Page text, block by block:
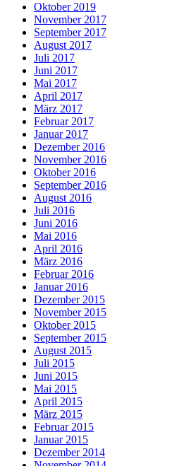
Oktober 2019
November 2017
September 2017
August 2017
Juli 2017
Juni 2017
Mai 2017
April 2017
März 2017
Februar 2017
Januar 2017
Dezember 2016
November 2016
Oktober 2016
September 2016
August 2016
Juli 2016
Juni 2016
Mai 2016
April 2016
März 2016
Februar 2016
Januar 2016
Dezember 2015
November 2015
Oktober 2015
September 2015
August 2015
Juli 2015
Juni 2015
Mai 2015
April 2015
März 2015
Februar 2015
Januar 2015
Dezember 2014